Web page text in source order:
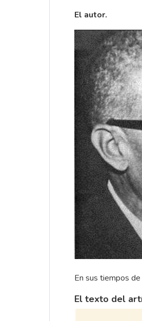
El autor.
En sus tiempos
El texto del